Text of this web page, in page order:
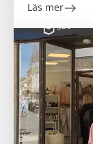
Läs mer